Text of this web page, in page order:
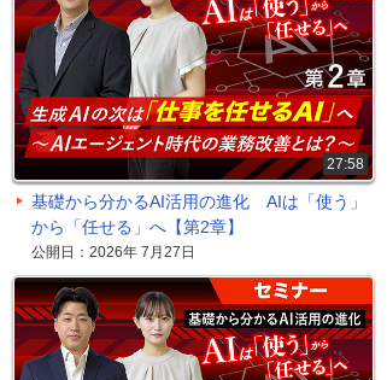
27:58
基礎から分かるAI活用の進化 AIは「使う」
から「任せる」へ【第2章】
公開日：2026年 7月27日